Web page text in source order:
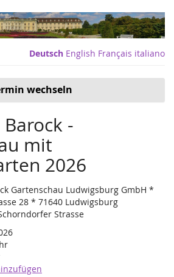
Deutsch English Français italiano
wechseln
-
mit
2026
Gartenschau Ludwigsburg GmbH *
28 * 71640 Ludwigsburg
Strasse